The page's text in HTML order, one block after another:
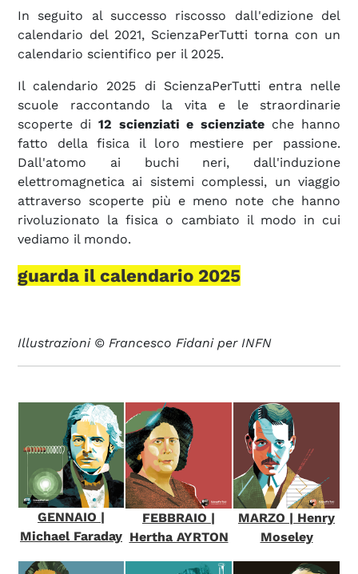
In seguito al successo riscosso dall'edizione del
calendario del 2021, ScienzaPerTutti torna con un
calendario scientifico per il 2025.
Il calendario 2025 di ScienzaPerTutti entra nelle
scuole raccontando la vita e le straordinarie
scoperte di 12 scienziati e scienziate che hanno
fatto della fisica il loro mestiere per passione.
Dall'atomo ai buchi neri, dall'induzione
elettromagnetica ai sistemi complessi, un viaggio
attraverso scoperte più e meno note che hanno
rivoluzionato la fisica o cambiato il modo in cui
vediamo il mondo.
guarda il calendario 2025
Illustrazioni © Francesco Fidani per INFN
GENNAIO |
Michael Faraday
FEBBRAIO |
Hertha AYRTON
MARZO | Henry
Moseley